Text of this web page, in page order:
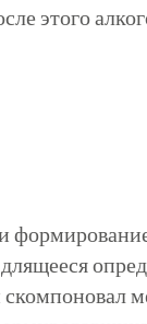
этого
скомпоновал